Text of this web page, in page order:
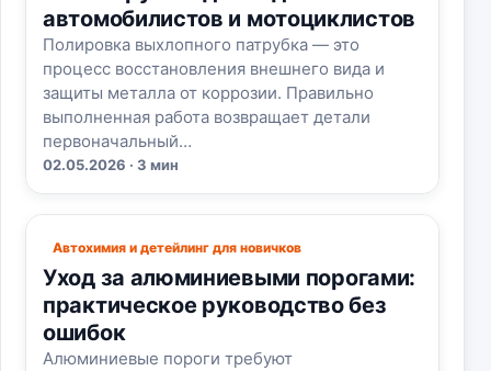
автомобилистов и мотоциклистов
Полировка выхлопного патрубка — это
процесс восстановления внешнего вида и
защиты металла от коррозии. Правильно
выполненная работа возвращает детали
первоначальный…
02.05.2026 · 3 мин
Автохимия и детейлинг для новичков
Уход за алюминиевыми порогами:
практическое руководство без
ошибок
Алюминиевые пороги требуют